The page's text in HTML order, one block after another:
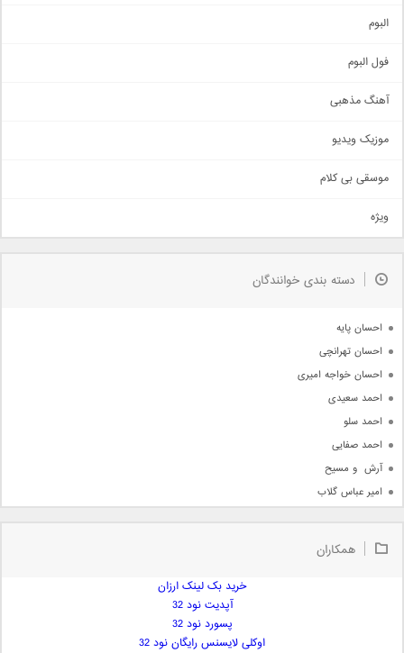
اجتماعی
حماسی
سنتی
اهنگ بندرعباسی
دمو
مذهبی
جدیدترین ها
البوم
فول البوم
آهنگ مذهبی
موزیک ویدیو
موسقی بی کلام
ویژه
دسته بندی خوانندگان
احسان پایه
احسان تهرانچی
احسان خواجه امیری
احمد سعیدی
احمد سلو
احمد صفایی
آرش  و مسیح
امیر عباس گلاب
امیر علی
همکاران
خرید بک لینک ارزان
آپدیت نود 32
پسورد نود 32
اوکلی لایسنس رایگان نود 32